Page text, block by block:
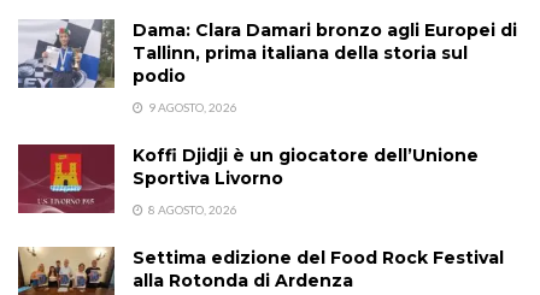
Dama: Clara Damari bronzo agli Europei di
Tallinn, prima italiana della storia sul
podio
9 AGOSTO, 2026
Koffi Djidji è un giocatore dell’Unione
Sportiva Livorno
8 AGOSTO, 2026
Settima edizione del Food Rock Festival
alla Rotonda di Ardenza